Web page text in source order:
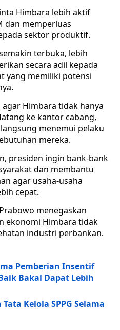
Himbara lebih aktif
dan memperluas
sektor produktif.
terbuka, lebih
secara adil kepada
yang memiliki potensi
Himbara tidak hanya
ke kantor cabang,
menemui pelaku
mereka.
presiden ingin bank-bank
dan membantu
agar usaha-usaha
cepat.
menegaskan
ekonomi Himbara tidak
industri perbankan.
Pemberian Insentif
Bakal Dapat Lebih
Kelola SPPG Selama